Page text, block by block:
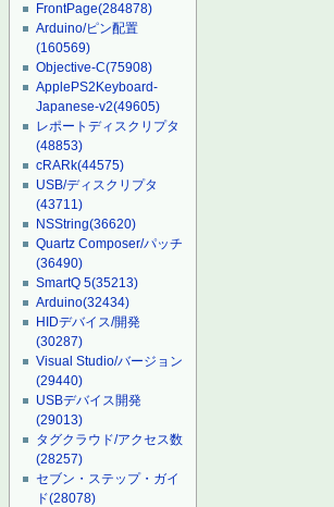
FrontPage(284878)
Arduino/ピン配置
(160569)
Objective-C(75908)
ApplePS2Keyboard-
Japanese-v2(49605)
レポートディスクリプタ
(48853)
cRARk(44575)
USB/ディスクリプタ
(43711)
NSString(36620)
Quartz Composer/パッチ
(36490)
SmartQ 5(35213)
Arduino(32434)
HIDデバイス/開発
(30287)
Visual Studio/バージョン
(29440)
USBデバイス開発
(29013)
タグクラウド/アクセス数
(28257)
セブン・ステップ・ガイ
ド(28078)